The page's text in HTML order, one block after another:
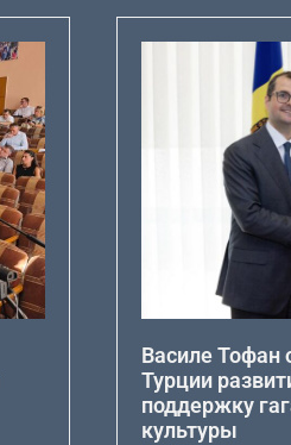
Василе Тофан
Турции
поддержку
культуры